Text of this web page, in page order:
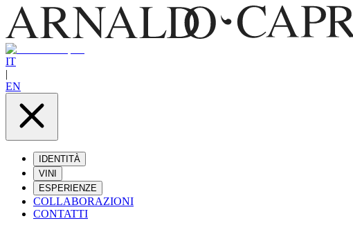
IT
|
EN
IDENTITÀ
VINI
ESPERIENZE
COLLABORAZIONI
CONTATTI